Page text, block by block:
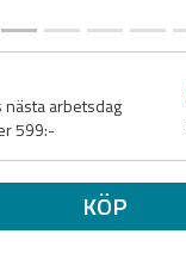
nästa arbetsdag
599:-
KÖP